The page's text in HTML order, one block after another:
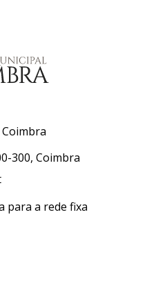
300, Coimbra
para a rede fixa